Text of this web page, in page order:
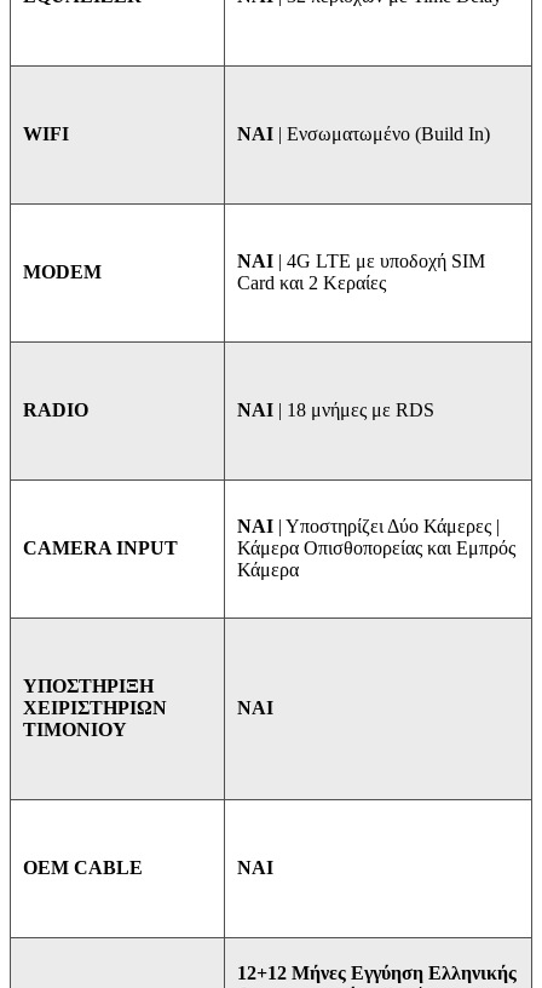
WIFI ΝΑΙ | Ενσωματωμένο (Build In)
MODEM
NAI | 4G LTE με υποδοχή SIM
Card και 2 Κεραίες
RADIO ΝΑΙ | 18 μνήμες με RDS
CAMERA INPUT
ΝΑΙ | Υποστηρίζει Δύο Κάμερες |
Κάμερα Οπισθοπορείας και Εμπρός
Κάμερα
ΥΠΟΣΤΗΡΙΞΗ
ΧΕΙΡΙΣΤΗΡΙΩΝ
ΤΙΜΟΝΙΟΥ
ΝΑΙ
OEM CABLE ΝΑΙ
12+12 Μήνες Εγγύηση Ελληνικής